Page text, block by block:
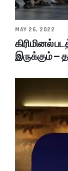
MAY 26, 2022
கிரிமினல்
இருக்கும்